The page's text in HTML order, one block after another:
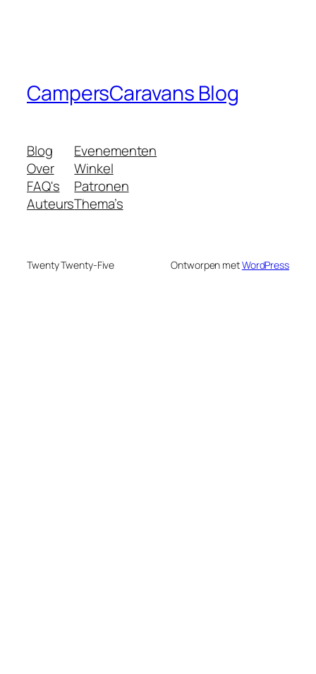
CampersCaravans Blog
Blog
Over
FAQ's
Auteurs
Evenementen
Winkel
Patronen
Thema’s
Twenty Twenty-Five Ontworpen metWordPress